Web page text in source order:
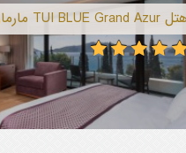
هتل TUI BLUE Grand Azur مارماریس